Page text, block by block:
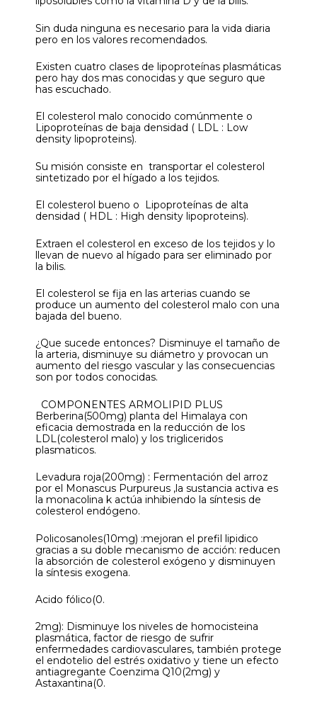
Sin duda ninguna es necesario para la vida diaria
pero en los valores recomendados.
Existen cuatro clases de lipoproteínas plasmáticas
pero hay dos mas conocidas y que seguro que
has escuchado.
El colesterol malo conocido comúnmente o
Lipoproteínas de baja densidad ( LDL : Low
density lipoproteins).
Su misión consiste en transportar el colesterol
sintetizado por el hígado a los tejidos.
El colesterol bueno o Lipoproteínas de alta
densidad ( HDL : High density lipoproteins).
Extraen el colesterol en exceso de los tejidos y lo
llevan de nuevo al hígado para ser eliminado por
la bilis.
El colesterol se fija en las arterias cuando se
produce un aumento del colesterol malo con una
bajada del bueno.
¿Que sucede entonces? Disminuye el tamaño de
la arteria, disminuye su diámetro y provocan un
aumento del riesgo vascular y las consecuencias
son por todos conocidas.
COMPONENTES ARMOLIPID PLUS
Berberina(500mg) planta del Himalaya con
eficacia demostrada en la reducción de los
LDL(colesterol malo) y los trigliceridos
plasmaticos.
Levadura roja(200mg) : Fermentación del arroz
por el Monascus Purpureus ,la sustancia activa es
la monacolina k actúa inhibiendo la síntesis de
colesterol endógeno.
Policosanoles(10mg) :mejoran el prefil lipidico
gracias a su doble mecanismo de acción: reducen
la absorción de colesterol exógeno y disminuyen
la síntesis exogena.
Acido fólico(0.
2mg): Disminuye los niveles de homocisteina
plasmática, factor de riesgo de sufrir
enfermedades cardiovasculares, también protege
el endotelio del estrés oxidativo y tiene un efecto
antiagregante Coenzima Q10(2mg) y
Astaxantina(0.